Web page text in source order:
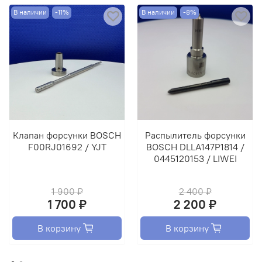
В наличии -11%
Клапан форсунки BOSCH
F00RJ01692 / YJT
1 900 ₽
1 700 ₽
В корзину
В наличии -8%
Распылитель форсунки
BOSCH DLLA147P1814 /
0445120153 / LIWEI
2 400 ₽
2 200 ₽
В корзину